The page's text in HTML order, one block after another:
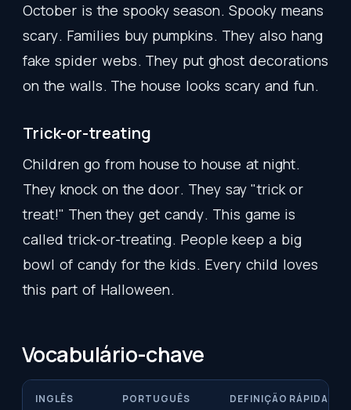
October is the spooky season. Spooky means
scary. Families buy pumpkins. They also hang
fake spider webs. They put ghost decorations
on the walls. The house looks scary and fun.
Trick-or-treating
Children go from house to house at night.
They knock on the door. They say "trick or
treat!" Then they get candy. This game is
called trick-or-treating. People keep a big
bowl of candy for the kids. Every child loves
this part of Halloween.
Vocabulário-chave
INGLÊS PORTUGUÊS DEFINIÇÃO RÁPIDA